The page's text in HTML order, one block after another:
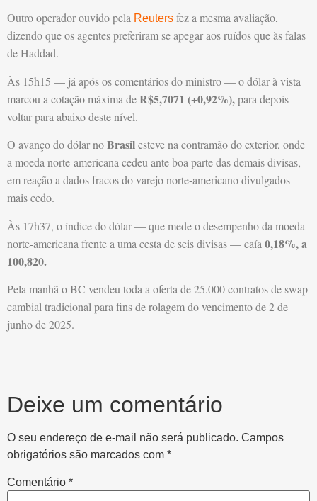
Outro operador ouvido pela Reuters fez a mesma avaliação,
dizendo que os agentes preferiram se apegar aos ruídos que às falas
de Haddad.
Às 15h15 — já após os comentários do ministro — o dólar à vista
marcou a cotação máxima deR$5,7071 (+0,92%),para depois
voltar para abaixo deste nível.
O avanço do dólar noBrasilesteve na contramão do exterior, onde
a moeda norte-americana cedeu ante boa parte das demais divisas,
em reação a dados fracos do varejo norte-americano divulgados
mais cedo.
Às 17h37, o índice do dólar — que mede o desempenho da moeda
norte-americana frente a uma cesta de seis divisas — caía 0,18%, a
100,820.
Pela manhã o BC vendeu toda a oferta de 25.000 contratos de swap
cambial tradicional para fins de rolagem do vencimento de 2 de
junho de 2025.
Deixe um comentário
O seu endereço de e-mail não será publicado. Campos
obrigatórios são marcados com *
Comentário *